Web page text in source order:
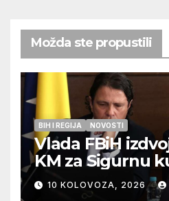
Možda ste propustili
BIH I REGIJA NOVOSTI
Vlada FBiH
KM za Sigurnu
Ljubuškom
10 KOLOVOZA, 2026